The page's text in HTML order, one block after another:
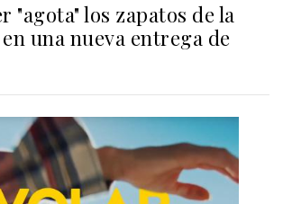
"agota" los zapatos de la
una nueva entrega de